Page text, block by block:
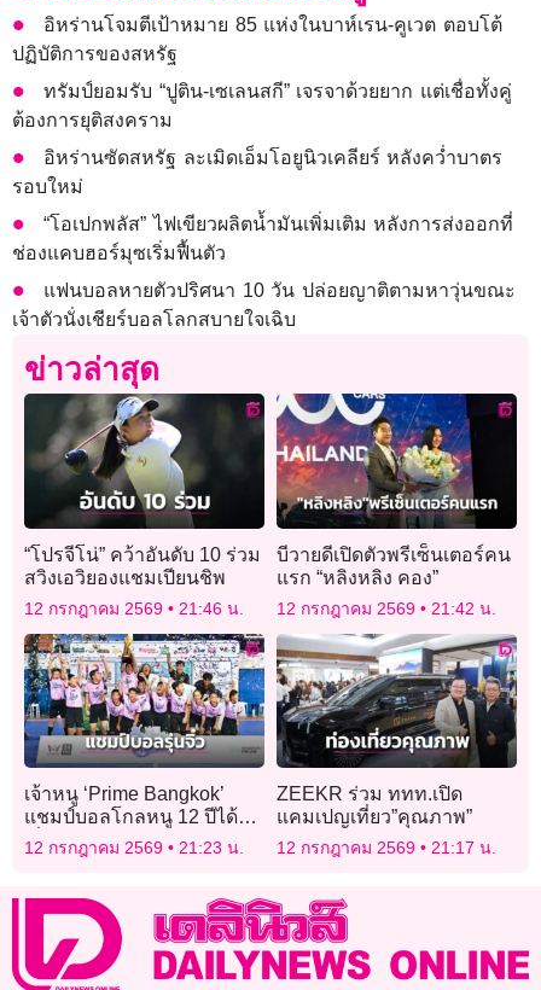
อิหร่านโจมตีเป้าหมาย 85 แห่งในบาห์เรน-คูเวต ตอบโต้
ปฏิบัติการของสหรัฐ
ทรัมป์ยอมรับ “ปูติน-เซเลนสกี” เจรจาด้วยยาก แต่เชื่อทั้งคู่
ต้องการยุติสงคราม
อิหร่านซัดสหรัฐ ละเมิดเอ็มโอยูนิวเคลียร์ หลังคว่ำบาตร
รอบใหม่
“โอเปกพลัส” ไฟเขียวผลิตน้ำมันเพิ่มเติม หลังการส่งออกที่
ช่องแคบฮอร์มุซเริ่มฟื้นตัว
แฟนบอลหายตัวปริศนา 10 วัน ปล่อยญาติตามหาวุ่นขณะ
เจ้าตัวนั่งเชียร์บอลโลกสบายใจเฉิบ
ข่าวล่าสุด
“โปรจีโน่” คว้าอันดับ 10 ร่วม
สวิงเอวิยองแชมเปียนชิพ
12 กรกฎาคม 2569 21:46 น.
บีวายดีเปิดตัวพรีเซ็นเตอร์คน
แรก “หลิงหลิง คอง”
12 กรกฎาคม 2569 21:42 น.
เจ้าหนู ‘Prime Bangkok’
แชมป์บอลโกลหนู 12 ปีได้ไป
ญี่ปุ่น
12 กรกฎาคม 2569 21:23 น.
ZEEKR ร่วม ททท.เปิด
แคมเปญเที่ยว”คุณภาพ”
12 กรกฎาคม 2569 21:17 น.